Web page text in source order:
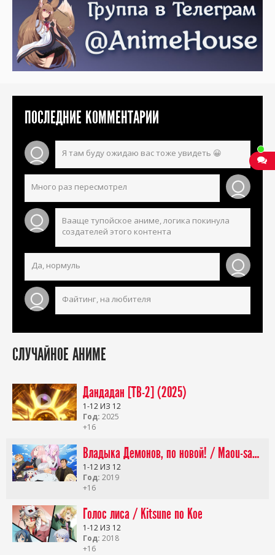
ПОСЛЕДНИЕ КОММЕНТАРИИ
Я там буду ожидаю вас тоже увидеть 😀
Много раз пересмотрел
Вааще тупойское аниме, логика покинула
создателей этого контента
Да, нормуль
Файтинг, на любителя
СЛУЧАЙНОЕ АНИМЕ
Дандадан [ТВ-2] (2025)
1-12 ИЗ 12
Год: 2025
+16
Владыка Демонов, по новой! / Maou-sama, Retry!
1-12 ИЗ 12
Год: 2019
+16
Голос лиса / Kitsune no Koe
1-12 ИЗ 12
Год: 2018
+16